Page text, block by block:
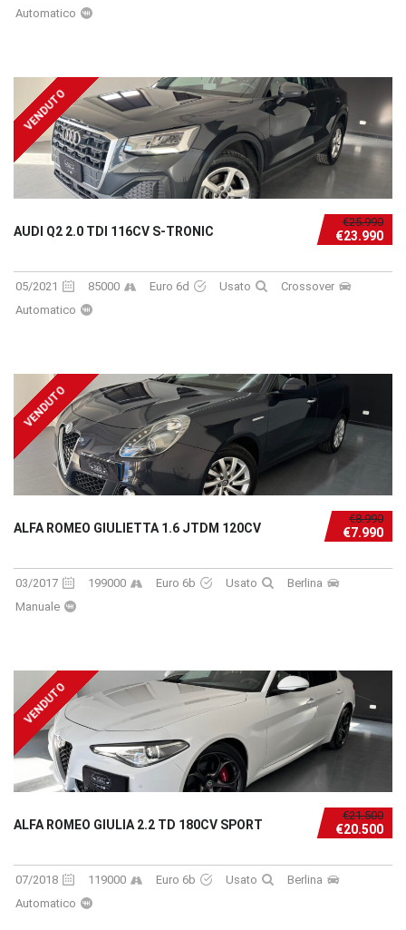
Automatico
VENDUTO
€25.990
€23.990
AUDI Q2 2.0 TDI 116CV S-TRONIC
05/2021 85000 Euro 6d Usato
Crossover
Automatico
VENDUTO
€8.990
€7.990
ALFA ROMEO GIULIETTA 1.6 JTDM 120CV
03/2017 199000 Euro 6b Usato
Berlina
Manuale
VENDUTO
€21.500
€20.500
ALFA ROMEO GIULIA 2.2 TD 180CV SPORT
07/2018 119000 Euro 6b Usato
Berlina
Automatico